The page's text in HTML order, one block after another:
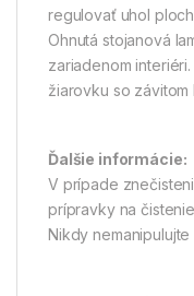
regulovať uhol
Ohnutá stojanová
zariadenom
žiarovku so závitom
Ďalšie informácie:
V prípade
prípravky na
Nikdy